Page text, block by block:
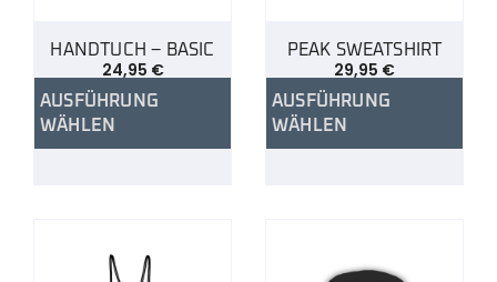
HANDTUCH – BASIC
24,95 €
AUSFÜHRUNG
WÄHLEN
PEAK SWEATSHIRT
29,95 €
AUSFÜHRUNG
WÄHLEN